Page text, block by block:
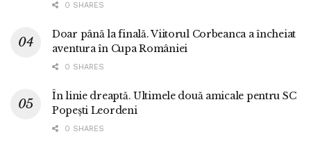
0 SHARES
Doar până la finală. Viitorul Corbeanca a încheiat
aventura în Cupa României
0 SHARES
În linie dreaptă. Ultimele două amicale pentru SC
Popești Leordeni
0 SHARES